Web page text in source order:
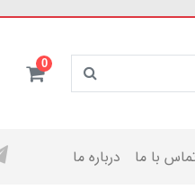
0
با ما درباره ما